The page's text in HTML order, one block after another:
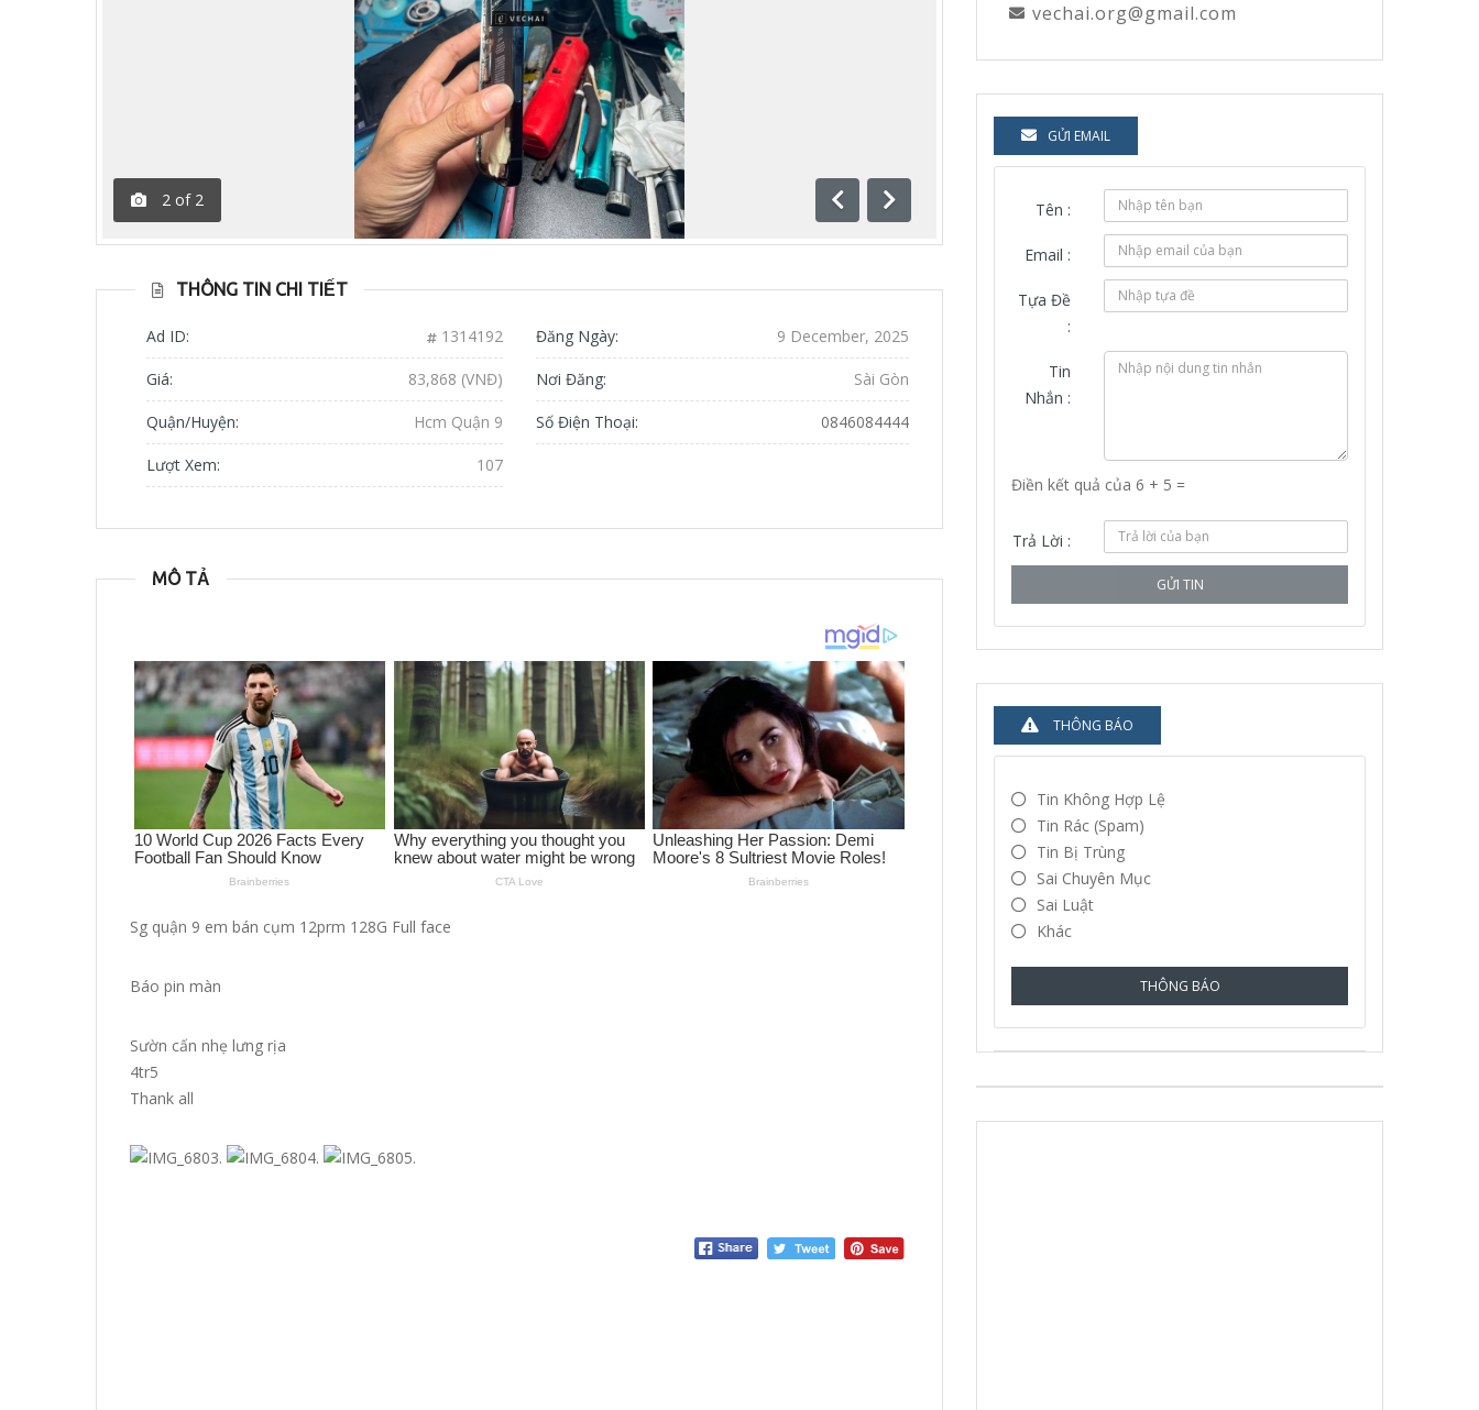
2 of 2
Previous
Next
THÔNG TIN CHI TIẾT
Ad ID: 1314192 Đăng Ngày: 9 December, 2025
Giá: 83,868 (VNĐ) Nơi Đăng: Sài Gòn
Quận/Huyện: Hcm Quận 9 Số Điện Thoại: 0846084444
Lượt Xem: 107
MÔ TẢ
Sg quận 9 em bán cụm 12prm 128G Full face
Báo pin màn
Sườn cấn nhẹ lưng rịa
4tr5
Thank all
vechai.org@gmail.com
GỬI EMAIL
Tên :
Email :
Tựa Đề
:
Tin
Nhắn :
Điền kết quả của 6 + 5 =
Trả Lời :
GỬI TIN
THÔNG BÁO
Tin Không Hợp Lệ
Tin Rác (spam)
Tin Bị Trùng
Sai Chuyên Mục
Sai Luật
Khác
THÔNG BÁO